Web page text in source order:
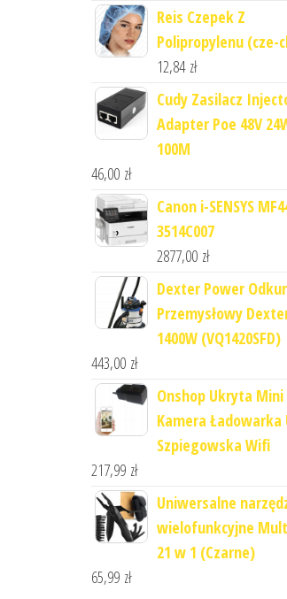
Reis Czepek Z
Polipropylenu (cze-
12,84 zł
Cudy Zasilacz
Adapter Poe 48V
100M
46,00 zł
Canon i-SENSYS
3514C007
2877,00 zł
Dexter Power
Przemysłowy
1400W (VQ1420SFD)
443,00 zł
Onshop Ukryta Mini
Kamera Ładowarka
Szpiegowska Wifi
217,99 zł
Uniwersalne
wielofunkcyjne
21 w 1 (Czarne)
65,99 zł